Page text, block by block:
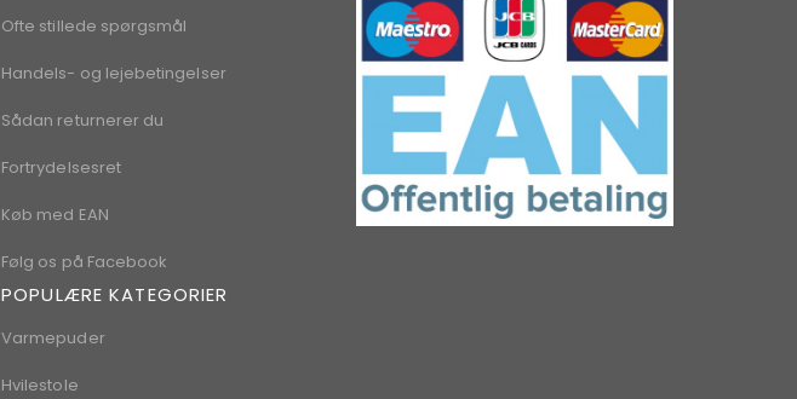
Ofte stillede spørgsmål
Handels- og lejebetingelser
Sådan returnerer du
Fortrydelsesret
Køb med EAN
Følg os på Facebook
POPULÆRE KATEGORIER
Varmepuder
Hvilestole